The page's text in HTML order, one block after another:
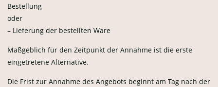
Bestellung
oder
– Lieferung der bestellten Ware
Maßgeblich für den Zeitpunkt der Annahme ist die erste
eingetretene Alternative.
Die Frist zur Annahme des Angebots beginnt am Tag nach der